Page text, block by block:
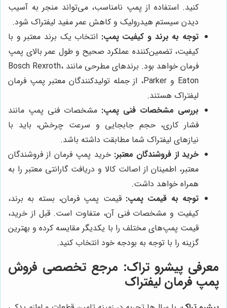
کنید. استفاده از پمپ نامناسب، می‌تواند منجر به آسیب
دیدن سیستم هیدرولیک و کاهش عمر مفید لیفتراک شود.
توجه به برند و کیفیت پمپ: انتخاب یک برند معتبر و با
کیفیت، تضمین‌کننده عملکرد صحیح و طول عمر بالای پمپ
فرمان خواهد بود. برندهای مطرحی مانند Bosch Rexroth،
Eaton و Parker، از جمله تولیدکنندگان معتبر پمپ فرمان
لیفتراک هستند.
بررسی مشخصات فنی پمپ: مشخصات فنی پمپ مانند
فشار کاری، حجم جابجایی و سرعت چرخش، باید با
نیازهای لیفتراک شما مطابقت داشته باشد.
خرید از فروشندگان معتبر: خرید پمپ فرمان از فروشندگان
معتبر، اطمینان از اصالت کالا و دریافت گارانتی معتبر را به
همراه خواهد داشت.
توجه به قیمت پمپ: قیمت پمپ فرمان، بسته به برند،
کیفیت و مشخصات فنی آن، متفاوت است. قبل از خرید،
قیمت پمپ‌های مختلف را با یکدیگر مقایسه کرده و بهترین
گزینه را با توجه به بودجه خود انتخاب کنید.
معرفی پیشرو تراک: مرجع تخصصی فروش
پمپ فرمان لیفتراک